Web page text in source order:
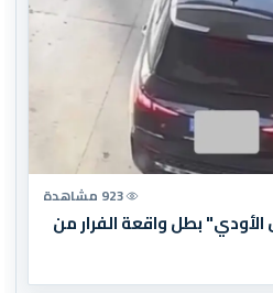
923 مشاهدة
بطل واقعة الفرار من